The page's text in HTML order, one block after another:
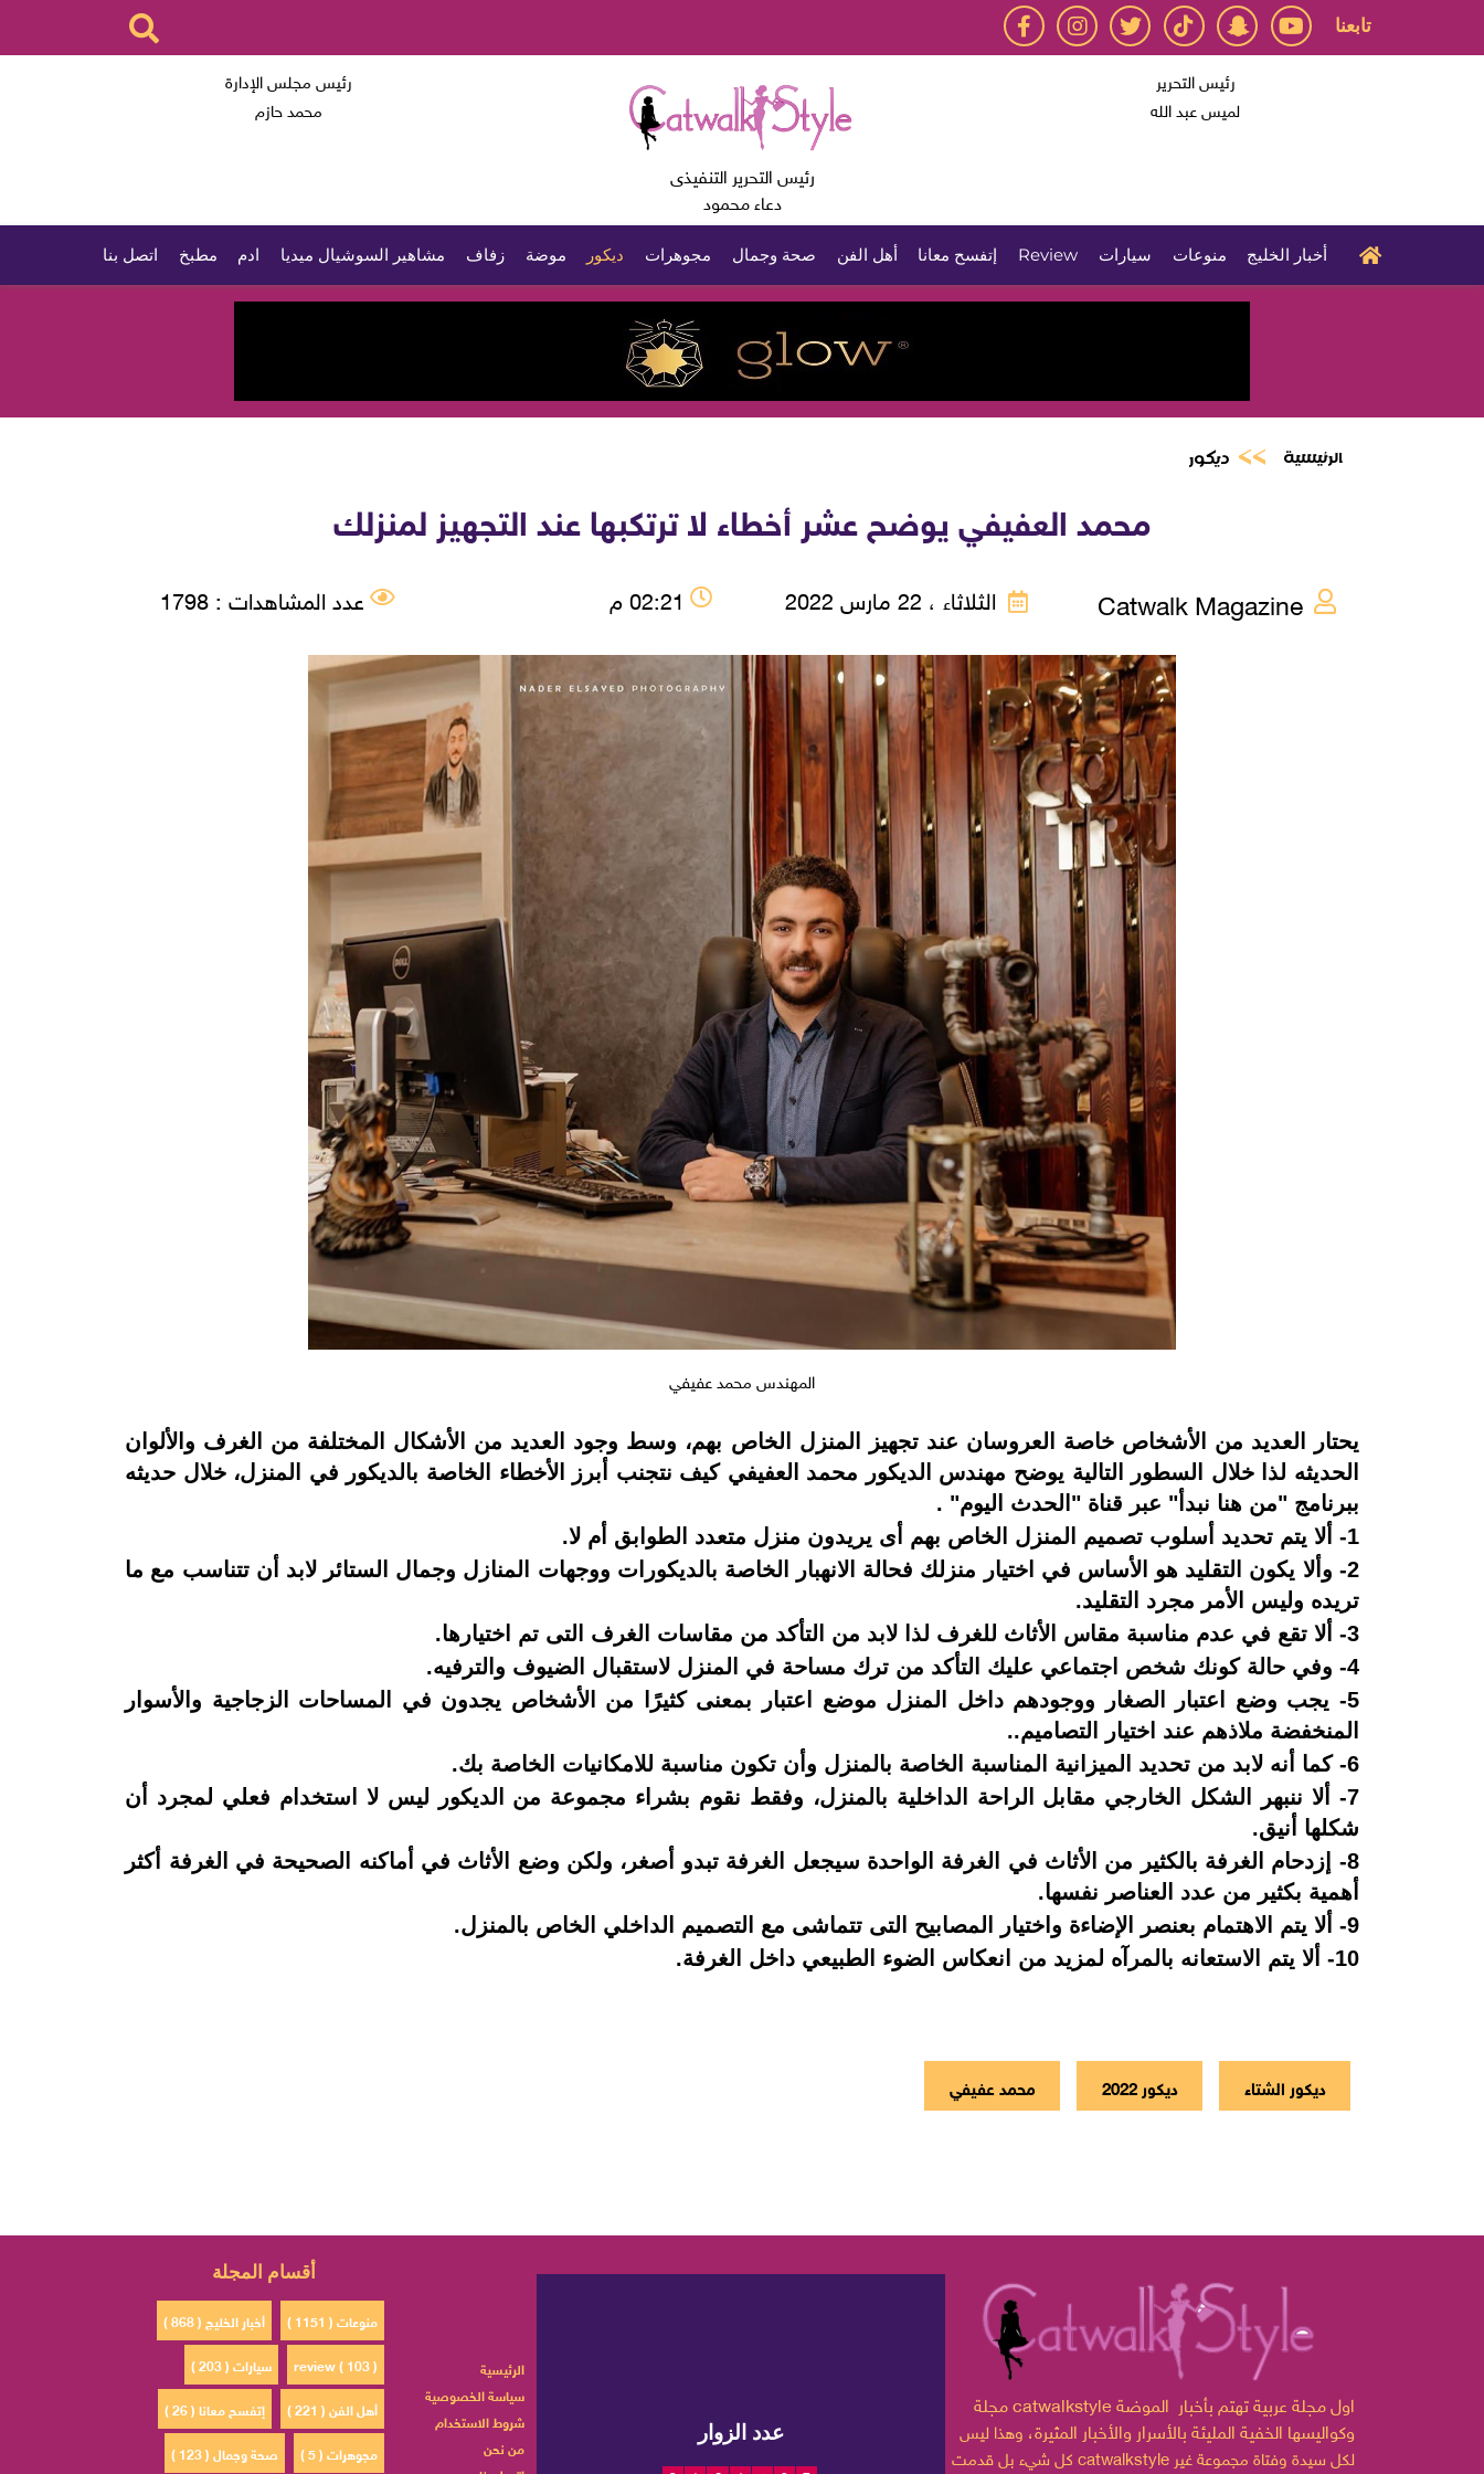
تابعنا
رئيس التحرير
لميس عبد الله
رئيس التحرير التنفيذى
دعاء محمود
رئيس مجلس الإدارة
محمد حازم
أخبار الخليج منوعات سيارات Review إتفسح معانا أهل الفن صحة وجمال مجوهرات ديكور موضة زفاف مشاهير السوشيال ميديا ادم مطبخ اتصل بنا
الرئيسية ديكور
محمد العفيفي يوضح عشر أخطاء لا ترتكبها عند التجهيز لمنزلك
Catwalk Magazine الثلاثاء ، 22 مارس 2022 02:21 م عدد المشاهدات : 1798
المهندس محمد عفيفي
يحتار العديد من الأشخاص خاصة العروسان عند تجهيز المنزل الخاص بهم، وسط وجود العديد من الأشكال المختلفة من الغرف والألوان
الحديثه لذا خلال السطور التالية يوضح مهندس الديكور محمد العفيفي كيف نتجنب أبرز الأخطاء الخاصة بالديكور في المنزل، خلال حديثه
ببرنامج "من هنا نبدأ" عبر قناة "الحدث اليوم" .
1- ألا يتم تحديد أسلوب تصميم المنزل الخاص بهم أى يريدون منزل متعدد الطوابق أم لا.
2- وألا يكون التقليد هو الأساس في اختيار منزلك فحالة الانهبار الخاصة بالديكورات ووجهات المنازل وجمال الستائر لابد أن تتناسب مع ما
تريده وليس الأمر مجرد التقليد.
3- ألا تقع في عدم مناسبة مقاس الأثاث للغرف لذا لابد من التأكد من مقاسات الغرف التى تم اختيارها.
4- وفي حالة كونك شخص اجتماعي عليك التأكد من ترك مساحة في المنزل لاستقبال الضيوف والترفيه.
5- يجب وضع اعتبار الصغار ووجودهم داخل المنزل موضع اعتبار بمعنى كثيرًا من الأشخاص يجدون في المساحات الزجاجية والأسوار
المنخفضة ملاذهم عند اختيار التصاميم..
6- كما أنه لابد من تحديد الميزانية المناسبة الخاصة بالمنزل وأن تكون مناسبة للامكانيات الخاصة بك.
7- ألا ننبهر الشكل الخارجي مقابل الراحة الداخلية بالمنزل، وفقط نقوم بشراء مجموعة من الديكور ليس لا استخدام فعلي لمجرد أن
شكلها أنيق.
8- إزدحام الغرفة بالكثير من الأثاث في الغرفة الواحدة سيجعل الغرفة تبدو أصغر، ولكن وضع الأثاث في أماكنه الصحيحة في الغرفة أكثر
أهمية بكثير من عدد العناصر نفسها.
9- ألا يتم الاهتمام بعنصر الإضاءة واختيار المصابيح التى تتماشى مع التصميم الداخلي الخاص بالمنزل.
10- ألا يتم الاستعانه بالمرآه لمزيد من انعكاس الضوء الطبيعي داخل الغرفة.
ديكور الشتاء ديكور 2022 محمد عفيفي
أقسام المجلة
أخبار الخليج ( 868 )
منوعات ( 1151 )
سيارات ( 203 )
review ( 103 )
إتفسح معانا ( 26 )
أهل الفن ( 221 )
صحة وجمال ( 123 )
مجوهرات ( 5 )
الرئيسية
سياسة الخصوصية
شروط الاستخدام
من نحن
عدد الزوار
مجلة catwalkstyle اول مجلة عربية تهتم بأخبار الموضة
وكواليسها الخفية المليئة بالأسرار والأخبار المثيرة، وهذا ليس
catwalkstyleلكل سيدة وفتاة مجموعة غير